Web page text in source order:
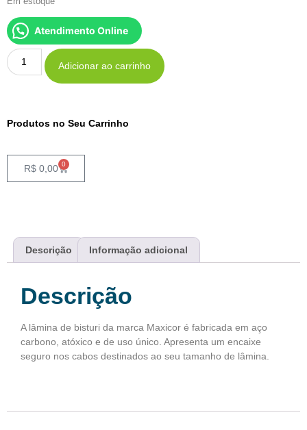
Atendimento Online
Adicionar ao carrinho
Produtos no Seu Carrinho
R$ 0,00 0
Descrição Informação adicional
Descrição
A lâmina de bisturi da marca Maxicor é fabricada em aço
carbono, atóxico e de uso único. Apresenta um encaixe
seguro nos cabos destinados ao seu tamanho de lâmina.